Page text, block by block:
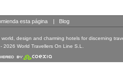
esta página | Blog
design and charming hotels for discerning
2026 World Travellers On Line S.L.